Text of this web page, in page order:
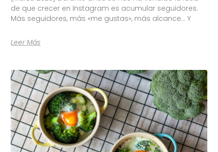
de que crecer en Instagram es acumular seguidores.
Más seguidores, más «me gustas», más alcance… Y
Leer Más